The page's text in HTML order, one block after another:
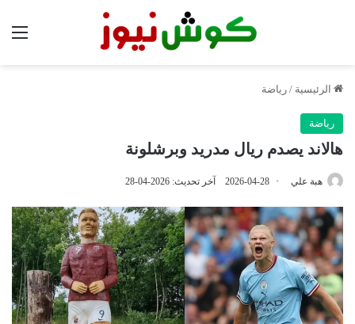
الرئيسية / رياضة
رياضة
هالاند يصدم ريال مدريد وبرشلونة
هبة علي 2026-04-28 آخر تحديث: 2026-04-28